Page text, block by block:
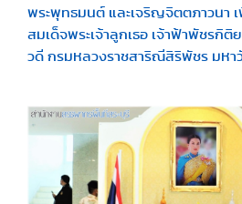
พระพุทธมนต์ และเจริญจิตตภาวนา
สมเด็จพระเจ้าลูกเธอ เจ้าฟ้าพัชรกิติ
วดี กรมหลวงราชสาริณีสิริพัชร มหาวั